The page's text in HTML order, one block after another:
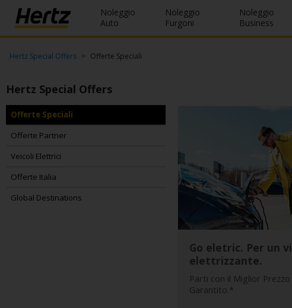
Noleggio
Auto
Noleggio
Furgoni
Noleggio
Business
Menu
Prenotazioni
Agenzie
Offerte
Gratis
Hertz Special Offers Offerte Speciali
Hertz Special Offers
Offerte Speciali
Offerte Partner
Veicoli Elettrici
Offerte Italia
Global Destinations
Go eletric. Per un
elettrizzante.
Parti con il Miglior Prezzo
Garantito.*